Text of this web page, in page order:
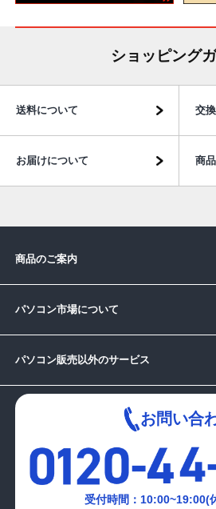
ショッピング
送料について 交
お届けについて 商
商品のご案内
パソコン市場について
パソコン販売以外のサービス
お問い合
受付時間：10:00~19:00(